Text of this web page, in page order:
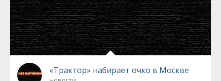
«Трактор» набирает очко в Москве